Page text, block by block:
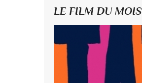
LE FILM DU MOIS